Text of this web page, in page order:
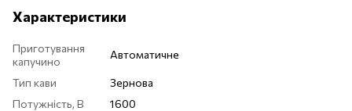
Характеристики
Приготування
капучино
Автоматичне
Тип кави
Зернова
Потужність, В
1600